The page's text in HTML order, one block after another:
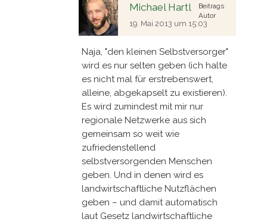
Michael Hartl
Beitrags
Autor
19. Mai 2013 um 15:03
Naja, "den kleinen Selbstversorger"
wird es nur selten geben (ich halte
es nicht mal für erstrebenswert,
alleine, abgekapselt zu existieren).
Es wird zumindest mit mir nur
regionale Netzwerke aus sich
gemeinsam so weit wie
zufriedenstellend
selbstversorgenden Menschen
geben. Und in denen wird es
landwirtschaftliche Nutzflächen
geben – und damit automatisch
laut Gesetz landwirtschaftliche